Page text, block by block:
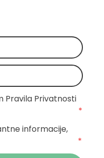
Pravila Privatnosti
*
informacije,
*